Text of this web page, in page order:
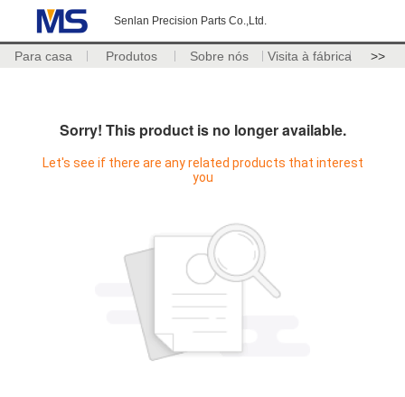
Senlan Precision Parts Co.,Ltd.
Para casa Produtos Sobre nós Visita à fábrica >>
Sorry! This product is no longer available.
Let's see if there are any related products that interest
you